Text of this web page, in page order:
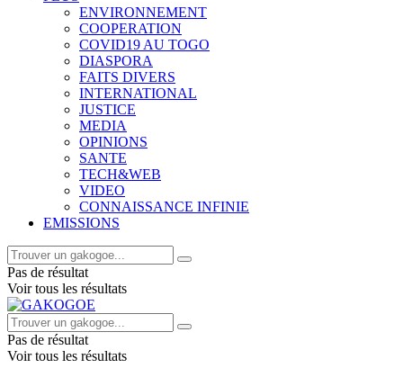
ENVIRONNEMENT
COOPERATION
COVID19 AU TOGO
DIASPORA
FAITS DIVERS
INTERNATIONAL
JUSTICE
MEDIA
OPINIONS
SANTE
TECH&WEB
VIDEO
CONNAISSANCE INFINIE
EMISSIONS
Pas de résultat
Voir tous les résultats
Pas de résultat
Voir tous les résultats